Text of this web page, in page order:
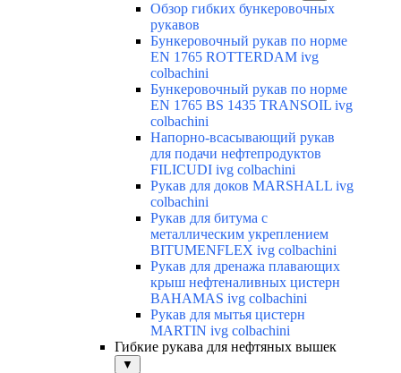
Обзор гибких бункеровочных
рукавов
Бункеровочный рукав по норме
EN 1765 ROTTERDAM ivg
colbachini
Бункеровочный рукав по норме
EN 1765 BS 1435 TRANSOIL ivg
colbachini
Напорно-всасывающий рукав
для подачи нефтепродуктов
FILICUDI ivg colbachini
Рукав для доков MARSHALL ivg
colbachini
Рукав для битума с
металлическим укреплением
BITUMENFLEX ivg colbachini
Рукав для дренажа плавающих
крыш нефтеналивных цистерн
BAHAMAS ivg colbachini
Рукав для мытья цистерн
MARTIN ivg colbachini
Гибкие рукава для нефтяных вышек
▼